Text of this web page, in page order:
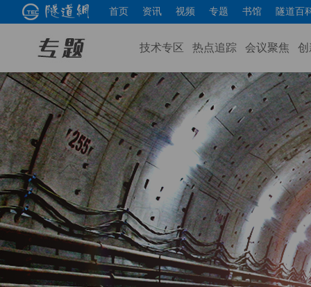
首页 资讯 视频 专题 书馆 隧道百
技术专区 热点追踪 会议聚焦 创